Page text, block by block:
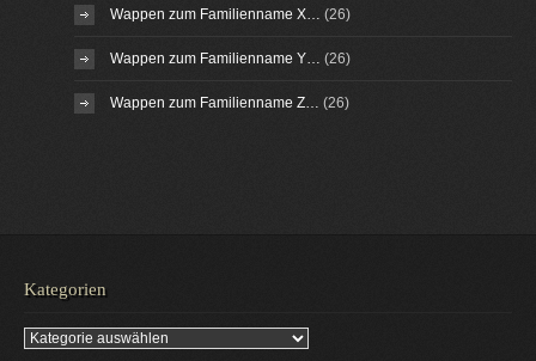
Wappen zum Familienname X… (26)
Wappen zum Familienname Y… (26)
Wappen zum Familienname Z… (26)
Kategorien
Kategorien